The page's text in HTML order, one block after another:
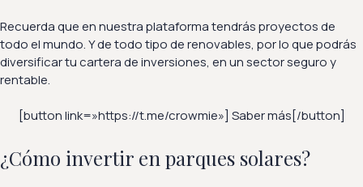
Recuerda que en nuestra plataforma tendrás proyectos de
todo el mundo. Y de todo tipo de renovables, por lo que podrás
diversificar tu cartera de inversiones, en un sector seguro y
rentable.
[button link=»https://t.me/crowmie»] Saber más[/button]
¿Cómo invertir en parques solares?